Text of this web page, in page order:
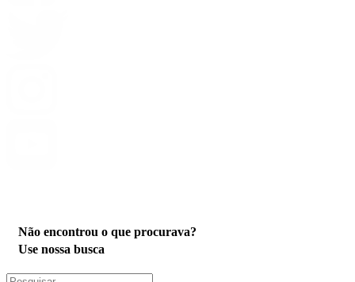
Não encontrou o que procurava?
Use nossa busca